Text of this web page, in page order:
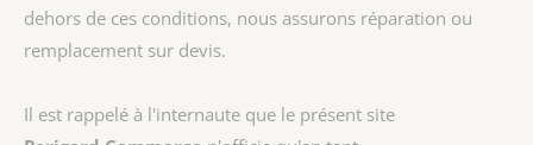
dehors de ces conditions, nous assurons réparation ou
remplacement sur devis.
Il est rappelé à l'internaute que le présent site